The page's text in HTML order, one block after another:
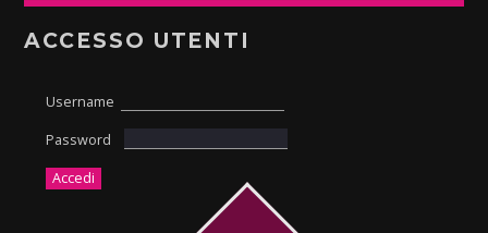
ACCESSO UTENTI
Username
Password